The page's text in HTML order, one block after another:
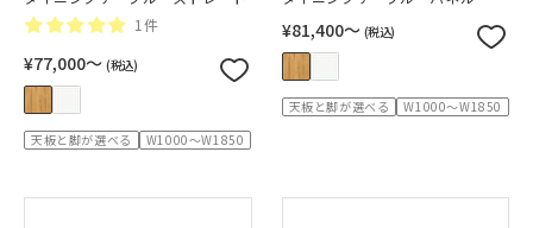
1件
¥77,000〜 (税込)
天板と脚が選べる W1000～W1850
¥81,400〜 (税込)
天板と脚が選べる W1000～W1850